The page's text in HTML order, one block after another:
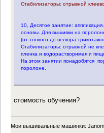
Стабилизаторы: отрывной
10, Десятое занятие:
основы. Для вышивки на
(от тонкого до велюра
Стабилизаторы: отрывной не
пленка и водорастворимая и
На этом занятии понадобятся
поролоне.
стоимость обучения?
Мои вышивальные машинки: